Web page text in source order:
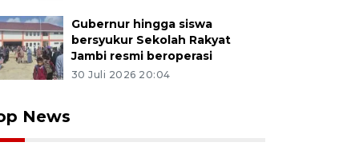
Gubernur hingga siswa
bersyukur Sekolah Rakyat
Jambi resmi beroperasi
30 Juli 2026 20:04
News